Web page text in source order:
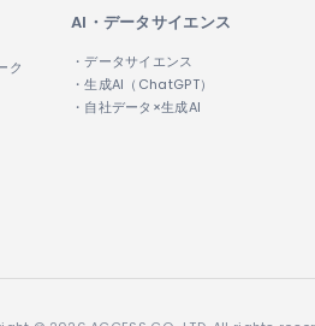
ク
AI・データサイエンス
・データサイエンス
・生成AI（ChatGPT）
・自社データ×生成AI